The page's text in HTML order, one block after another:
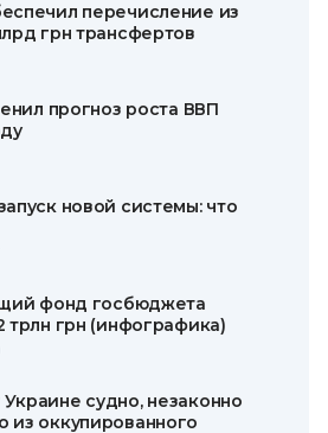
перечисление из
грн трансфертов
прогноз роста ВВП
новой системы: что
фонд госбюджета
трлн грн (инфографика)
судно, незаконно
из оккупированного